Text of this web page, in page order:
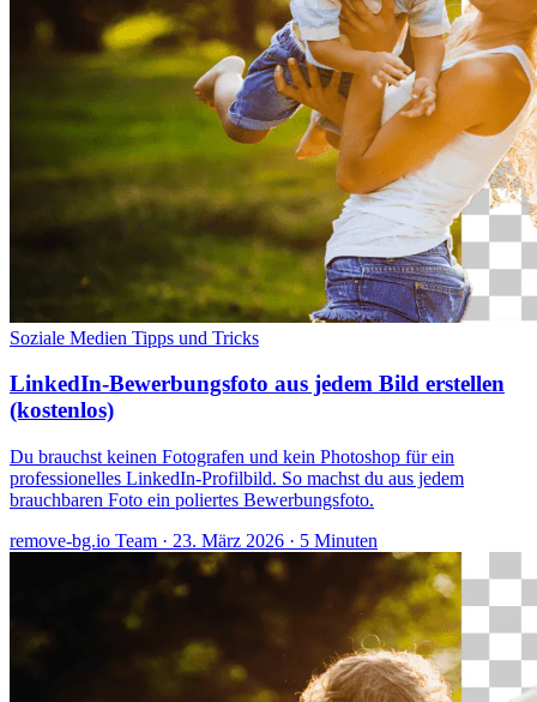
Soziale Medien Tipps und Tricks
LinkedIn-Bewerbungsfoto aus jedem Bild erstellen
(kostenlos)
Du brauchst keinen Fotografen und kein Photoshop für ein
professionelles LinkedIn-Profilbild. So machst du aus jedem
brauchbaren Foto ein poliertes Bewerbungsfoto.
remove-bg.io Team · 23. März 2026 · 5 Minuten